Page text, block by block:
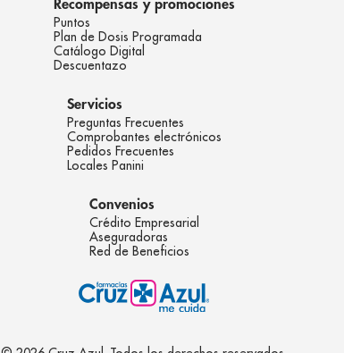
Recompensas y promociones
Puntos
Plan de Dosis Programada
Catálogo Digital
Descuentazo
Servicios
Preguntas Frecuentes
Comprobantes electrónicos
Pedidos Frecuentes
Locales Panini
Convenios
Crédito Empresarial
Aseguradoras
Red de Beneficios